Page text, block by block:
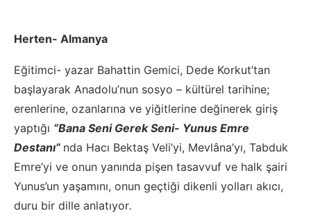
Herten- Almanya
Eğitimci- yazar Bahattin Gemici, Dede Korkut’tan
başlayarak Anadolu’nun sosyo – kültürel tarihine;
erenlerine, ozanlarına ve yiğitlerine değinerek giriş
yaptığı “Bana Seni Gerek Seni- Yunus Emre
Destanı” nda Hacı Bektaş Veli’yi, Mevlâna’yı, Tabduk
Emre’yi ve onun yanında pişen tasavvuf ve halk şairi
Yunus’un yaşamını, onun geçtiği dikenli yolları akıcı,
duru bir dille anlatıyor.